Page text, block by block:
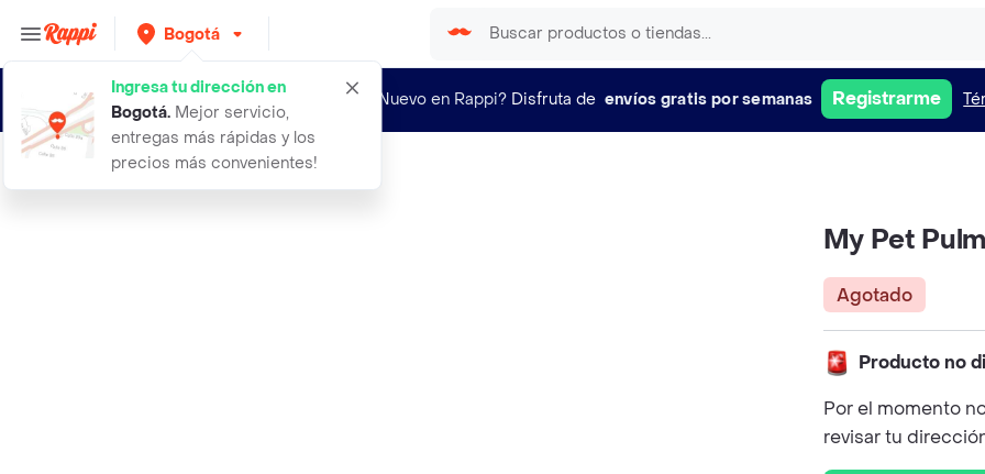
Bogotá
Ingresa tu dirección en
Bogotá. Mejor servicio,
entregas más rápidas y los
precios más convenientes!
¿Nuevo en Rappi? Disfruta de envíos gratis por semanas Registrarme
my pet pulmon de res 60 grs
My Pet
Agotado
Producto no
Por el momento
revisar tu